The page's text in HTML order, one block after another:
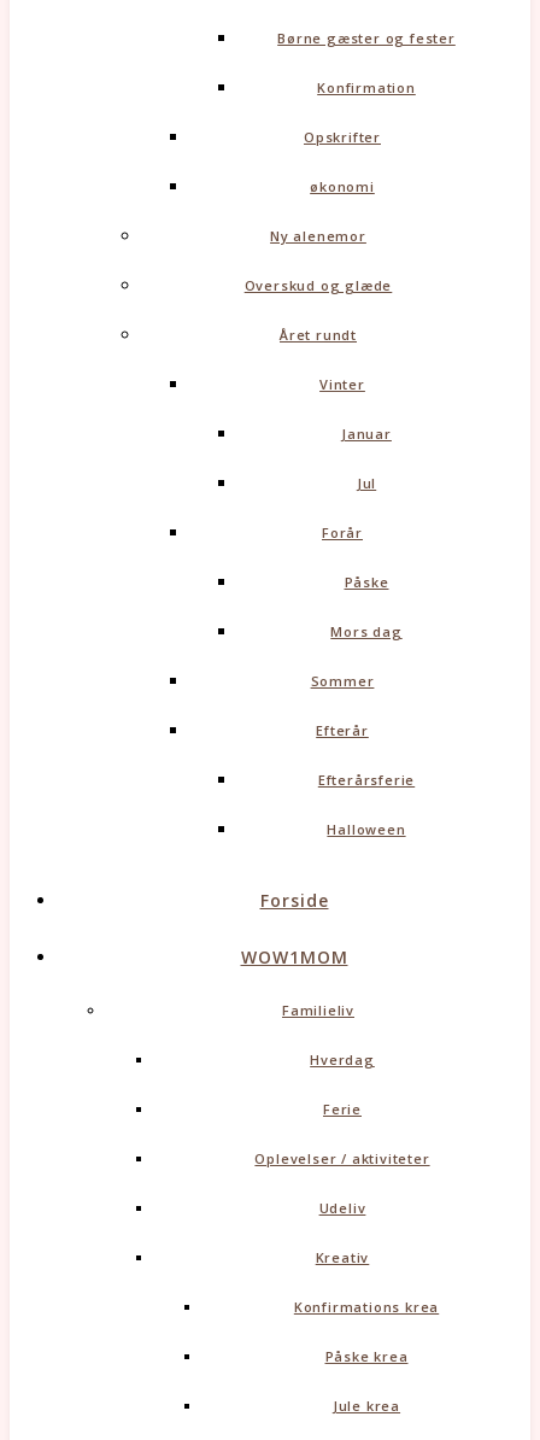
Børne gæster og fester
Konfirmation
Opskrifter
økonomi
Ny alenemor
Overskud og glæde
Året rundt
Vinter
Januar
Jul
Forår
Påske
Mors dag
Sommer
Efterår
Efterårsferie
Halloween
Forside
WOW1MOM
Familieliv
Hverdag
Ferie
Oplevelser / aktiviteter
Udeliv
Kreativ
Konfirmations krea
Påske krea
Jule krea